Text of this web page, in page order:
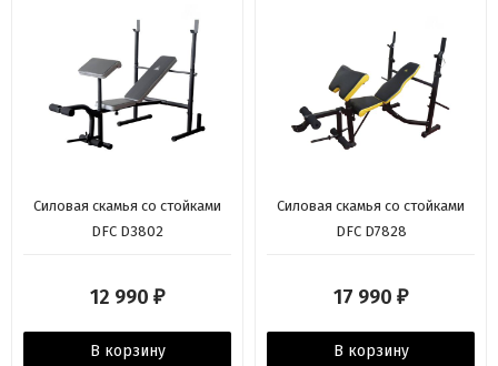
Силовая скамья со стойками
DFC D3802
12 990 ₽
В корзину
Силовая скамья со стойками
DFC D7828
17 990 ₽
В корзину